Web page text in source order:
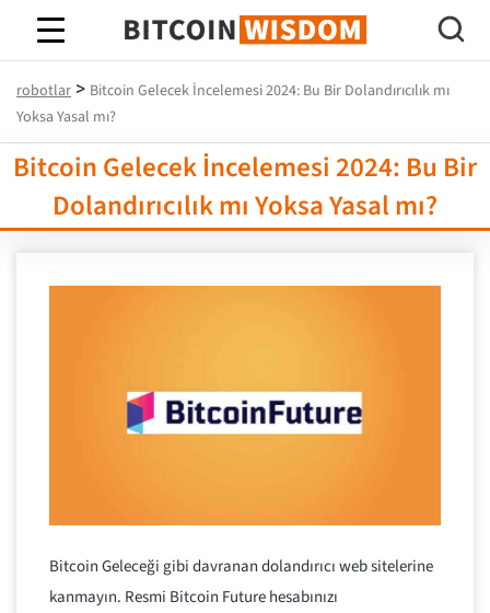
Bitcoin Bilgeliği
robotlar > Bitcoin Gelecek İncelemesi 2024: Bu Bir Dolandırıcılık mı
Yoksa Yasal mı?
Bitcoin Gelecek İncelemesi 2024: Bu Bir
Dolandırıcılık mı Yoksa Yasal mı?
Bitcoin Geleceği gibi davranan dolandırıcı web sitelerine
kanmayın. Resmi Bitcoin Future hesabınızı